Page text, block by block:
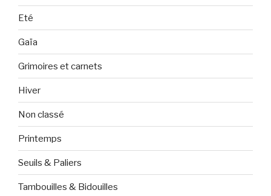
Eté
Gaïa
Grimoires et carnets
Hiver
Non classé
Printemps
Seuils & Paliers
Tambouilles & Bidouilles